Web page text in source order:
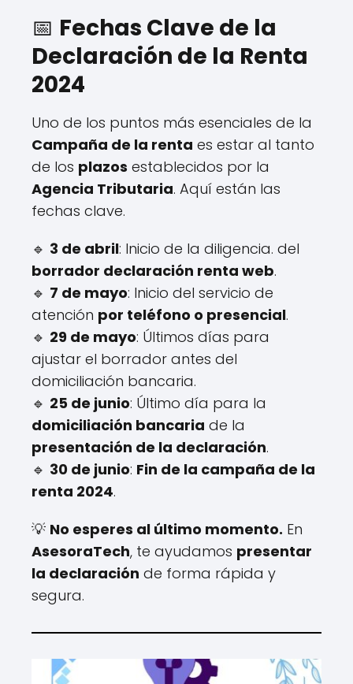
📅 Fechas Clave de la
Declaración de la Renta
2024
Uno de los puntos más esenciales de la
Campaña de la renta es estar al tanto
de los plazos establecidos por la
Agencia Tributaria. Aquí están las
fechas clave.
🔹 3 de abril: Inicio de la diligencia. del
borrador declaración renta web.
🔹 7 de mayo: Inicio del servicio de
atención por teléfono o presencial.
🔹 29 de mayo: Últimos días para
ajustar el borrador antes del
domiciliación bancaria.
🔹 25 de junio: Último día para la
domiciliación bancaria de la
presentación de la declaración.
🔹 30 de junio: Fin de la campaña de la
renta 2024.
💡 No esperes al último momento. En
AsesoraTech, te ayudamos presentar
la declaración de forma rápida y
segura.